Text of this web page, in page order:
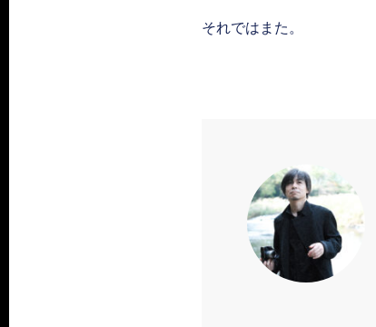
それではまた。